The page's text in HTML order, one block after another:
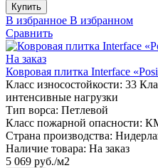
Купить
В избранное В избранном
Сравнить
На заказ
Ковровая плитка Interface
Класс износостойкости: 33
интенсивные нагрузки
Тип ворса: Петлевой
Класс пожарной опасности:
Страна производства:
Наличие товара: На заказ
5 069 руб./м2